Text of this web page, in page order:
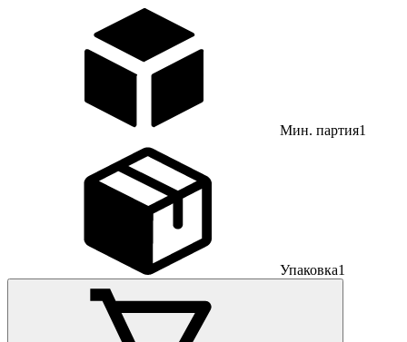
Мин. партия1
Упаковка1